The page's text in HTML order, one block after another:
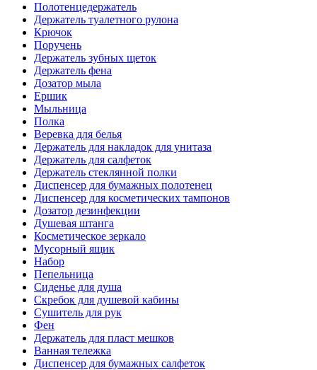
Полотенцедержатель
Держатель туалетного рулона
Крючок
Поручень
Держатель зубных щеток
Держатель фена
Дозатор мыла
Eршик
Мыльница
Полка
Веревка для белья
Держатель для накладок для унитаза
Держатель для салфеток
Держатель стеклянной полки
Диспенсер для бумажных полотенец
Диспенсер для косметических тампонов
Дозатор дезинфекции
Душевая штанга
Косметическое зеркало
Мусорный ящик
Набор
Пепельница
Сиденье для душа
Скребок для душевой кабины
Сушитель для рук
Фен
Держатель для пласт мешков
Ванная тележка
Диспенсер для бумажных салфеток